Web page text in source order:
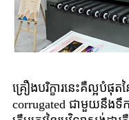
គ្រឿងបរិក្ខារនេះគឺល្អបំផុ
corrugated ជាមួយនឹងទឹ